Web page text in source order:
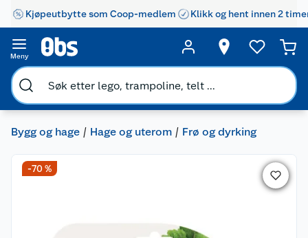
Kjøpeutbytte som Coop-medlem Klikk og hent innen 2
Meny
Bygg og hage Hage og uterom Frø og dyrking
-70 %